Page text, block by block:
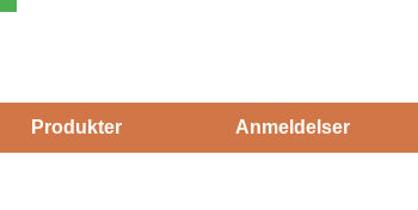
Produkter Anmeldelser